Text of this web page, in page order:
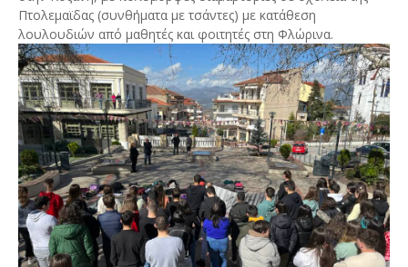
Πτολεμαϊδας (συνθήματα με τσάντες) με κατάθεση
λουλουδιών από μαθητές και φοιτητές στη Φλώρινα.